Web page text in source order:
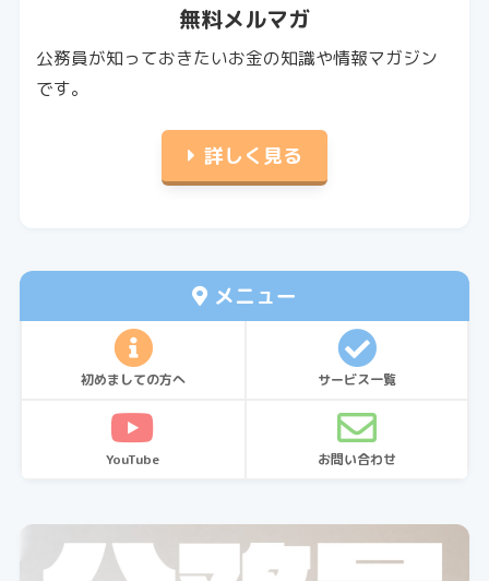
無料メルマガ
公務員が知っておきたいお金の知識や情報マガジン
です。
詳しく見る
メニュー
初めましての方へ サービス一覧
YouTube お問い合わせ